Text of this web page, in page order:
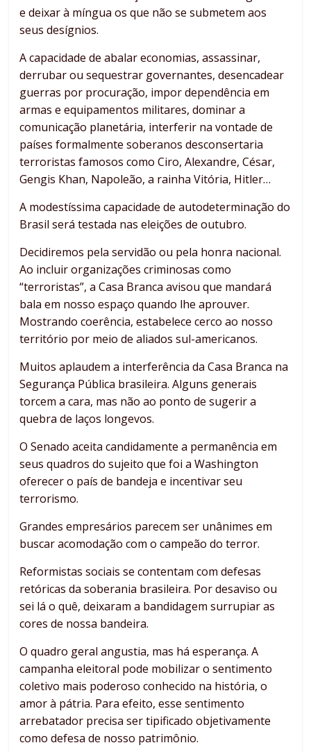
e deixar à míngua os que não se submetem aos
seus desígnios.
A capacidade de abalar economias, assassinar,
derrubar ou sequestrar governantes, desencadear
guerras por procuração, impor dependência em
armas e equipamentos militares, dominar a
comunicação planetária, interferir na vontade de
países formalmente soberanos desconsertaria
terroristas famosos como Ciro, Alexandre, César,
Gengis Khan, Napoleão, a rainha Vitória, Hitler…
A modestíssima capacidade de autodeterminação do
Brasil será testada nas eleições de outubro.
Decidiremos pela servidão ou pela honra nacional.
Ao incluir organizações criminosas como
“terroristas”, a Casa Branca avisou que mandará
bala em nosso espaço quando lhe aprouver.
Mostrando coerência, estabelece cerco ao nosso
território por meio de aliados sul-americanos.
Muitos aplaudem a interferência da Casa Branca na
Segurança Pública brasileira. Alguns generais
torcem a cara, mas não ao ponto de sugerir a
quebra de laços longevos.
O Senado aceita candidamente a permanência em
seus quadros do sujeito que foi a Washington
oferecer o país de bandeja e incentivar seu
terrorismo.
Grandes empresários parecem ser unânimes em
buscar acomodação com o campeão do terror.
Reformistas sociais se contentam com defesas
retóricas da soberania brasileira. Por desaviso ou
sei lá o quê, deixaram a bandidagem surrupiar as
cores de nossa bandeira.
O quadro geral angustia, mas há esperança. A
campanha eleitoral pode mobilizar o sentimento
coletivo mais poderoso conhecido na história, o
amor à pátria. Para efeito, esse sentimento
arrebatador precisa ser tipificado objetivamente
como defesa de nosso patrimônio.